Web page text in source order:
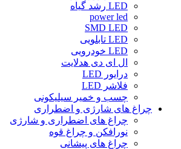
LED رشد گیاه
power led
SMD LED
LED تابلویی
LED خودرویی
ال ای دی هدلایت
درایور LED
فلاشر LED
چسب و خمیر سیلیکونی
چراغ های شارژی و اضطراری
چراغ های اضطراری و شارژی
نورافکن و چراغ قوه
چراغ های پیشانی